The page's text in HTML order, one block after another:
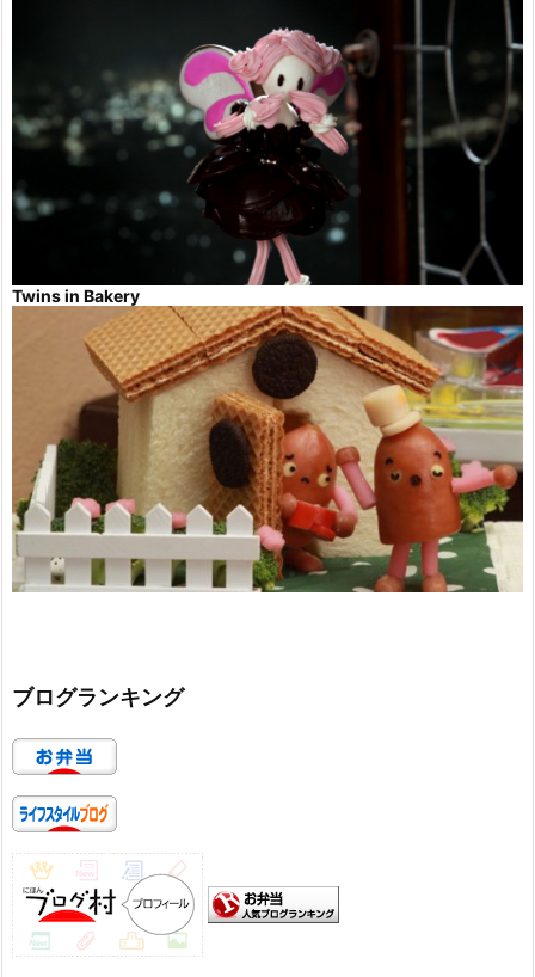
Twins in Bakery
ブログランキング